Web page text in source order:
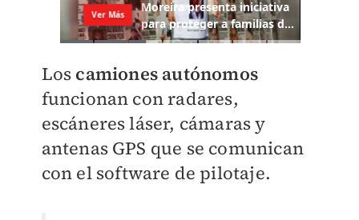
Los camiones autónomos
funcionan con radares,
escáneres láser, cámaras y
antenas GPS que se comunican
con el software de pilotaje.